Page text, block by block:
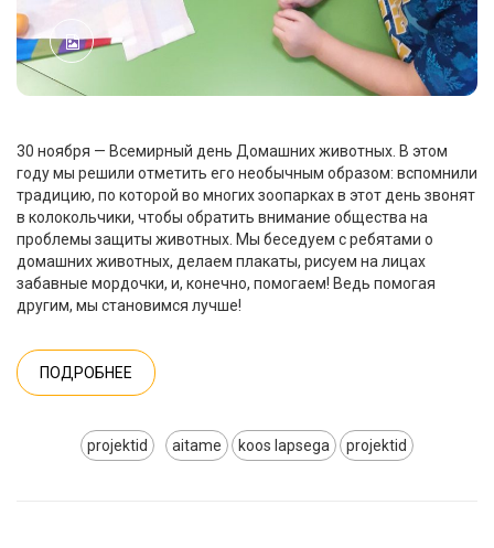
30 ноября — Всемирный день Домашних животных. В этом
году мы решили отметить его необычным образом: вспомнили
традицию, по которой во многих зоопарках в этот день звонят
в колокольчики, чтобы обратить внимание общества на
проблемы защиты животных. Мы беседуем с ребятами о
домашних животных, делаем плакаты, рисуем на лицах
забавные мордочки, и, конечно, помогаем! Ведь помогая
другим, мы становимся лучше!
ПОДРОБНЕЕ
projektid aitame koos lapsega projektid